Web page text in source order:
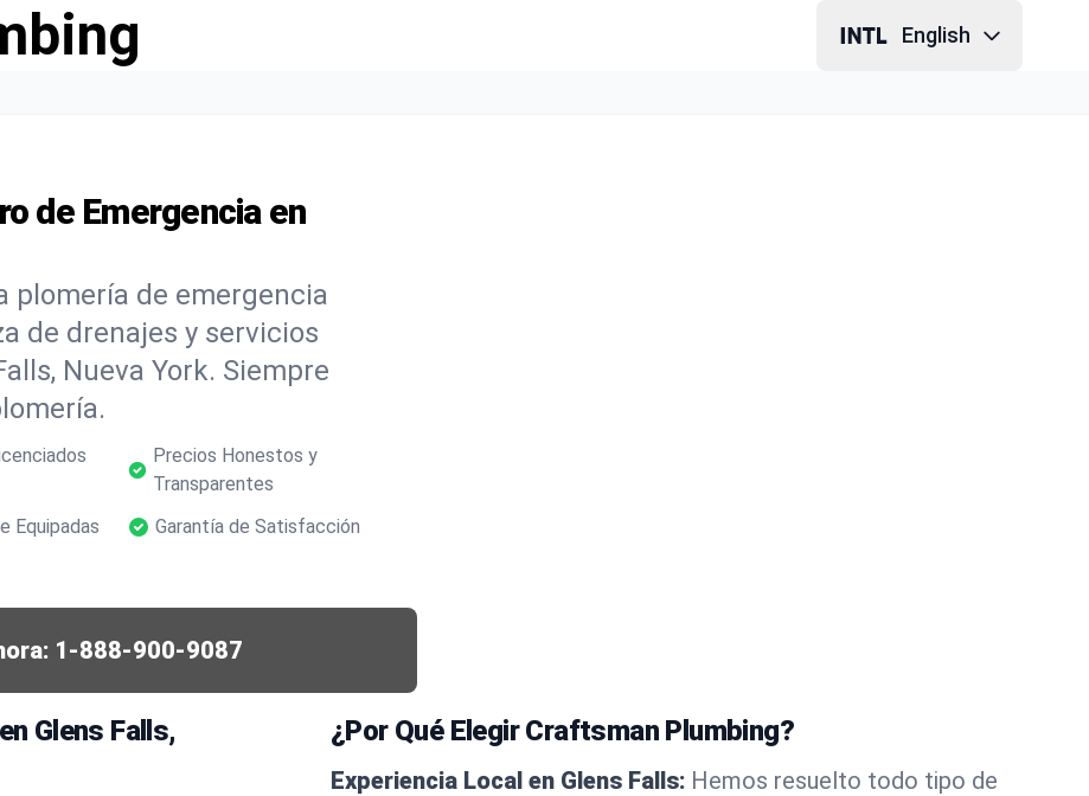
English
de Emergencia en
plomería de emergencia
de drenajes y servicios
Nueva York. Siempre
Precios Honestos y
Transparentes
Equipadas Garantía de Satisfacción
1-888-900-9087
Glens Falls,
¿Por Qué Elegir Craftsman Plumbing?
Experiencia Local en Glens Falls: Hemos resuelto todo tipo de